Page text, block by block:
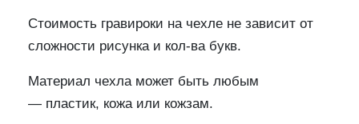
Стоимость гравироки на чехле не зависит от
сложности рисунка и кол-ва букв.
Материал чехла может быть любым
— пластик, кожа или кожзам.